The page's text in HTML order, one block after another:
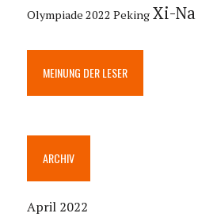
Olympiade 2022 Peking Xi-Na
MEINUNG DER LESER
ARCHIV
April 2022